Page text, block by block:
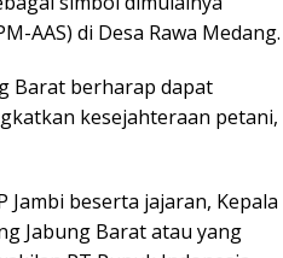
AAS) di Desa Rawa Medang.
Barat berharap dapat
kesejahteraan petani,
beserta jajaran, Kepala
Jabung Barat atau yang